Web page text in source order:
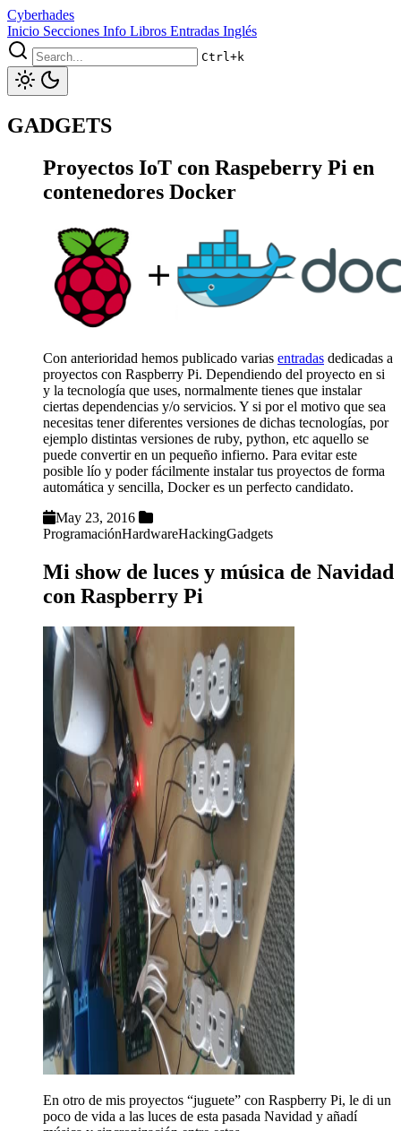
Cyberhades
Inicio Secciones Info Libros Entradas Inglés
Ctrl+k
GADGETS
Proyectos IoT con Raspeberry Pi en
contenedores Docker
Con anterioridad hemos publicado varias entradas dedicadas a
proyectos con Raspberry Pi. Dependiendo del proyecto en si
y la tecnología que uses, normalmente tienes que instalar
ciertas dependencias y/o servicios. Y si por el motivo que sea
necesitas tener diferentes versiones de dichas tecnologías, por
ejemplo distintas versiones de ruby, python, etc aquello se
puede convertir en un pequeño infierno. Para evitar este
posible lío y poder fácilmente instalar tus proyectos de forma
automática y sencilla, Docker es un perfecto candidato.
May 23, 2016
ProgramaciónHardwareHackingGadgets
Mi show de luces y música de Navidad
con Raspberry Pi
En otro de mis proyectos “juguete” con Raspberry Pi, le di un
poco de vida a las luces de esta pasada Navidad y añadí